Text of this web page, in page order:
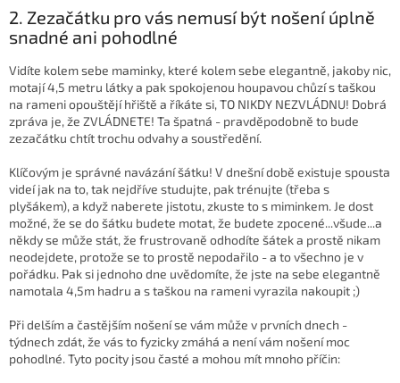
2. Zezačátku pro vás nemusí být nošení úplně
snadné ani pohodlné
Vidíte kolem sebe maminky, které kolem sebe elegantně, jakoby nic,
motají 4,5 metru látky a pak spokojenou houpavou chůzí s taškou
na rameni opouštějí hřiště a říkáte si, TO NIKDY NEZVLÁDNU! Dobrá
zpráva je, že ZVLÁDNETE! Ta špatná - pravděpodobně to bude
zezačátku chtít trochu odvahy a soustředění.
Klíčovým je správné navázání šátku! V dnešní době existuje spousta
videí jak na to, tak nejdříve studujte, pak trénujte (třeba s
plyšákem), a když naberete jistotu, zkuste to s miminkem. Je dost
možné, že se do šátku budete motat, že budete zpocené...všude...a
někdy se může stát, že frustrovaně odhodíte šátek a prostě nikam
neodejdete, protože se to prostě nepodařilo - a to všechno je v
pořádku. Pak si jednoho dne uvědomíte, že jste na sebe elegantně
namotala 4,5m hadru a s taškou na rameni vyrazila nakoupit ;)
Při delším a častějším nošení se vám může v prvních dnech -
týdnech zdát, že vás to fyzicky zmáhá a není vám nošení moc
pohodlné. Tyto pocity jsou časté a mohou mít mnoho příčin: